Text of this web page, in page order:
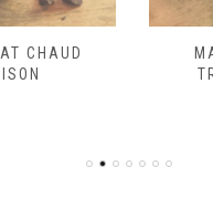
CHAUD